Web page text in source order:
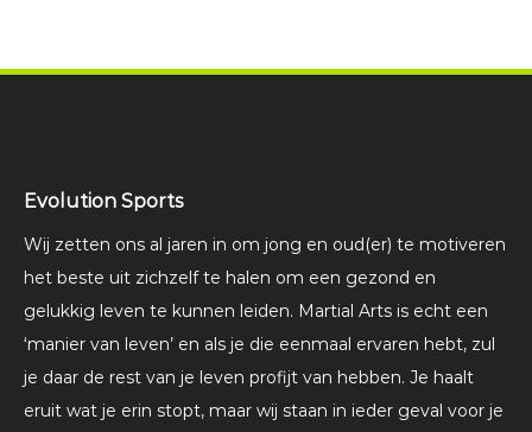
Evolution Sports
Wij zetten ons al jaren in om jong en oud(er) te motiveren
het beste uit zichzelf te halen om een gezond en
gelukkig leven te kunnen leiden. Martial Arts is echt een
‘manier van leven’ en als je die eenmaal ervaren hebt, zul
je daar de rest van je leven profijt van hebben. Je haalt
eruit wat je erin stopt, maar wij staan in ieder geval voor je